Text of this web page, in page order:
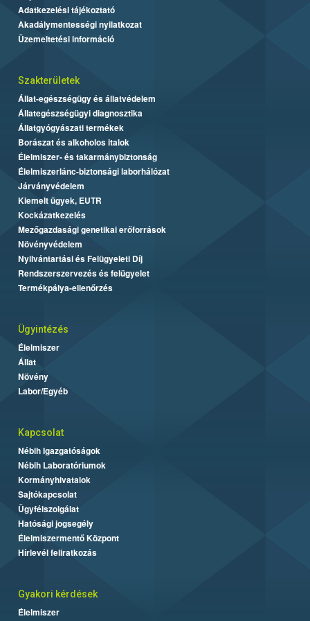
Adatkezelési tájékoztató
Akadálymentességi nyilatkozat
Üzemeltetési információ
Szakterületek
Állat-egészségügy és állatvédelem
Állategészségügyi diagnosztika
Állatgyógyászati termékek
Borászat és alkoholos italok
Élelmiszer- és takarmánybiztonság
Élelmiszerlánc-biztonsági laborhálózat
Járványvédelem
Kiemelt ügyek, EUTR
Kockázatkezelés
Mezőgazdasági genetikai erőforrások
Növényvédelem
Nyilvántartási és Felügyeleti Díj
Rendszerszervezés és felügyelet
Termékpálya-ellenőrzés
Ügyintézés
Élelmiszer
Állat
Növény
Labor/Egyéb
Kapcsolat
Nébih Igazgatóságok
Nébih Laboratóriumok
Kormányhivatalok
Sajtókapcsolat
Ügyfélszolgálat
Hatósági jogsegély
Élelmiszermentő Központ
Hírlevél feliratkozás
Gyakori kérdések
Élelmiszer